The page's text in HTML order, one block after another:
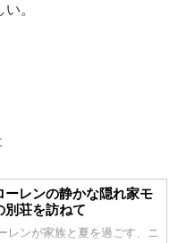
。
ーレンの静かな隠れ家モ
別荘を訪ねて
レンが家族と夏を過ごす、ニ